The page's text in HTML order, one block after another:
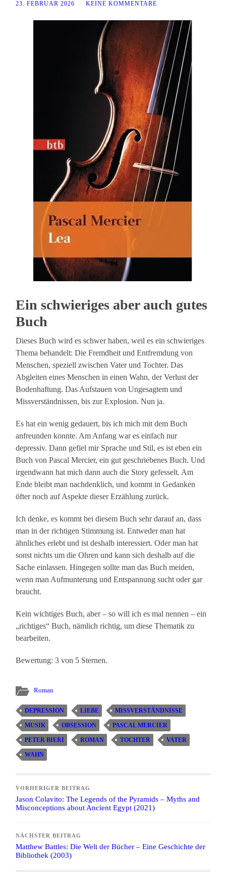
23. FEBRUAR 2026 KEINE KOMMENTARE
Ein schwieriges aber auch gutes
Buch
Dieses Buch wird es schwer haben, weil es ein schwieriges
Thema behandelt: Die Fremdheit und Entfremdung von
Menschen, speziell zwischen Vater und Tochter. Das
Abgleiten eines Menschen in einen Wahn, der Verlust der
Bodenhaftung. Das Aufstauen von Ungesagtem und
Missverständnissen, bis zur Explosion. Nun ja.
Es hat ein wenig gedauert, bis ich mich mit dem Buch
anfreunden konnte. Am Anfang war es einfach nur
depressiv. Dann gefiel mir Sprache und Stil, es ist eben ein
Buch von Pascal Mercier, ein gut geschriebenes Buch. Und
irgendwann hat mich dann auch die Story gefesselt. Am
Ende bleibt man nachdenklich, und kommt in Gedanken
öfter noch auf Aspekte dieser Erzählung zurück.
Ich denke, es kommt bei diesem Buch sehr darauf an, dass
man in der richtigen Stimmung ist. Entweder man hat
ähnliches erlebt und ist deshalb interessiert. Oder man hat
sonst nichts um die Ohren und kann sich deshalb auf die
Sache einlassen. Hingegen sollte man das Buch meiden,
wenn man Aufmunterung und Entspannung sucht oder gar
braucht.
Kein wichtiges Buch, aber – so will ich es mal nennen – ein
„richtiges“ Buch, nämlich richtig, um diese Thematik zu
bearbeiten.
Bewertung: 3 von 5 Sternen.
Roman
DEPRESSION LIEBE MISSVERSTÄNDNISSE
MUSIK OBSESSION PASCAL MERCIER
PETER BIERI ROMAN TOCHTER VATER
WAHN
VORHERIGER BEITRAG
Jason Colavito: The Legends of the Pyramids – Myths and
Misconceptions about Ancient Egypt (2021)
NÄCHSTER BEITRAG
Matthew Battles: Die Welt der Bücher – Eine Geschichte der
Bibliothek (2003)